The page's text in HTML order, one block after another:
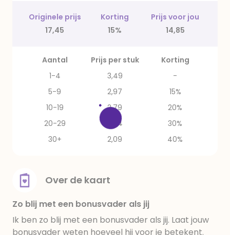
Originele prijs Korting
Prijs voor jou
17,45
15% 14,85
Aantal Prijs per stuk
Korting
1-4
3,49
-
5-9
2,97
15%
10-19
2,79
20%
20-29
2,44
30%
30+
2,09 40%
Over de kaart
Zo blij met een bonusvader als jij
Ik ben zo blij met een bonusvader als jij. Laat jouw
bonusvader weten hoeveel hij voor je betekent.